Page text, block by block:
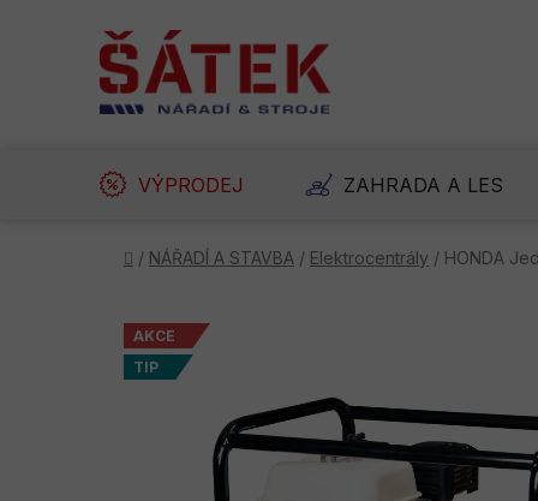
VÝPRODEJ ZAHRADA A LES
Domů
/ NÁŘADÍ A STAVBA / Elektrocentrály / HONDA
AKCE
TIP